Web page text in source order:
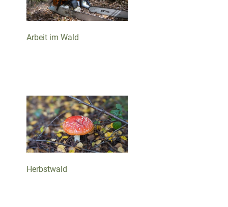
Arbeit im Wald
Herbstwald